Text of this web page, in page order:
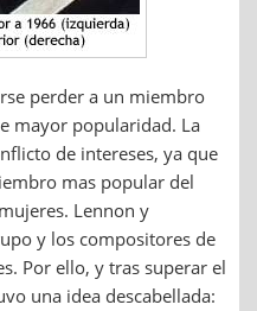
perder a un miembro
mayor popularidad. La
de intereses, ya que
mas popular del
Lennon y
y los compositores de
Por ello, y tras superar el
una idea descabellada: